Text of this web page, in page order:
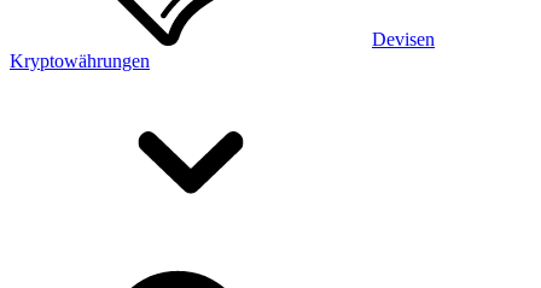
Devisen
Kryptowährungen